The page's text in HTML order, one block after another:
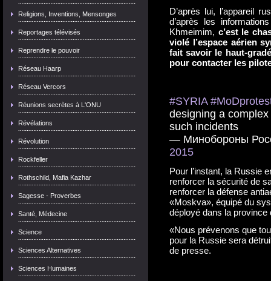
Religions, Inventions, Mensonges
Reportages télévisés
Reprendre le pouvoir
Réseau Haarp
Réseau Vercors
Réunions secrètes à L'ONU
Révélations
Révolution
Rockfeller
Rothschild, Mafia Kazhar
Sagesse - Proverbes
Santé, Médecine
Science
Sciences Alternatives
Sciences Humaines
D’après lui, l’appareil
d’après les
Khmeimim, c’est le
violé l’espace aérien
fait savoir le haut-
pour contacter les
#SYRIA
designing a
such incidents
— Минобороны
2015
Pour l’instant, la Russie
renforcer la sécurité de
renforcer la défense
«Moskva», équipé du
déployé dans la province
«Nous prévenons que
pour la Russie sera
de presse.